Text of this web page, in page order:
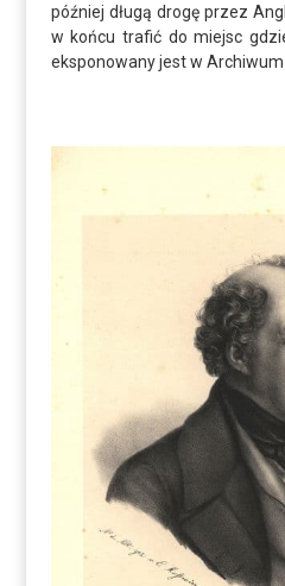
później długą drogę przez
w końcu trafić do miejsc
eksponowany jest w Archiwum